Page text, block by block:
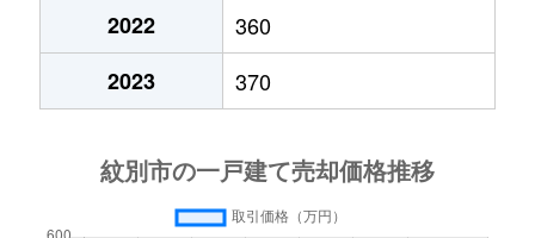
2022
360
2023
370